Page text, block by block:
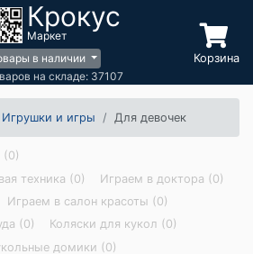
Крокус
Маркет
в наличии
на складе: 37107
Корзина
Игрушки и игры Для девочек
(0)
техника (0)
Играем в доктора (0)
Играем в салон красоты (0)
(0)
Коляски для кукол (0)
домики (0)